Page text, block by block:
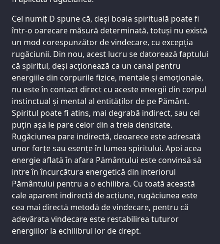
Cel numit D spune că, deși boala spirituală poate fi
într-o oarecare măsură determinată, totuși nu există
un mod corespunzător de vindecare, cu excepția
rugăciunii. Din nou, acest lucru se datorează faptului
că spiritul, deși acționează ca un canal pentru
energiile din corpurile fizice, mentale și emoționale,
nu este în contact direct cu aceste energii din corpul
instinctual și mental al entităților de pe Pământ.
Spiritul poate fi atins, mai degrabă indirect, sau cel
puțin așa le pare celor din a treia densitate.
Rugăciunea pare indirectă, deoarece este adresată
unor forțe sau esențe în lumea spiritului. Apoi acea
energie aflată în afara Pământului este convinsă să
intre în încurcătura energetică din interiorul
Pământului pentru a o echilibra. Cu toată această
cale aparent indirectă de acțiune, rugăciunea este
cea mai directă metodă de vindecare, pentru că
adevărata vindecare este restabilirea tuturor
energiilor la echilibrul lor de drept.